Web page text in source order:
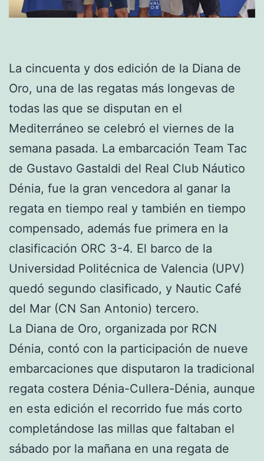
La cincuenta y dos edición de la Diana de
Oro, una de las regatas más longevas de
todas las que se disputan en el
Mediterráneo se celebró el viernes de la
semana pasada. La embarcación Team Tac
de Gustavo Gastaldi del Real Club Náutico
Dénia, fue la gran vencedora al ganar la
regata en tiempo real y también en tiempo
compensado, además fue primera en la
clasificación ORC 3-4. El barco de la
Universidad Politécnica de Valencia (UPV)
quedó segundo clasificado, y Nautic Café
del Mar (CN San Antonio) tercero.
La Diana de Oro, organizada por RCN
Dénia, contó con la participación de nueve
embarcaciones que disputaron la tradicional
regata costera Dénia-Cullera-Dénia, aunque
en esta edición el recorrido fue más corto
completándose las millas que faltaban el
sábado por la mañana en una regata de